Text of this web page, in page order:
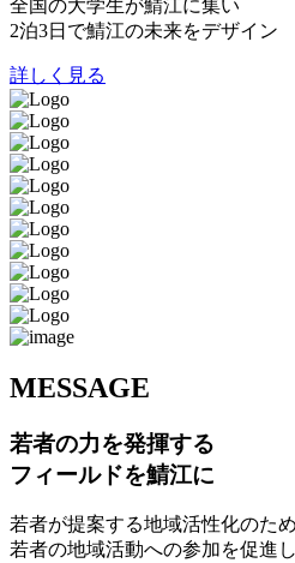
全国の大学生が鯖江に集い
2泊3日で鯖江の未来をデザイン
詳しく見る
MESSAGE
若者の力を発揮する
フィールドを鯖江に
若者が提案する地域活性化のた
若者の地域活動への参加を促進